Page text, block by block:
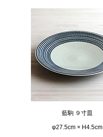
藍駒 ９寸皿
φ27.5cm × H4.5cm